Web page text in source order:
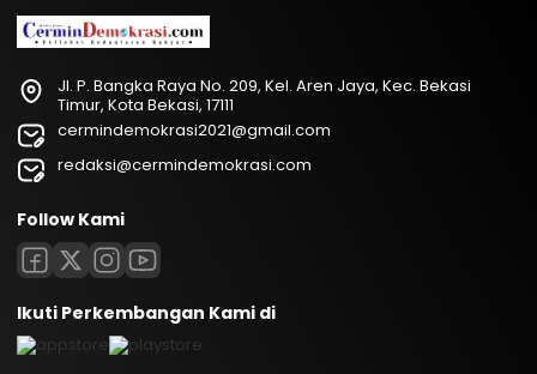
Jl. P. Bangka Raya No. 209, Kel. Aren Jaya, Kec. Bekasi
Timur, Kota Bekasi, 17111
cermindemokrasi2021@gmail.com
redaksi@cermindemokrasi.com
Follow Kami
Ikuti Perkembangan Kami di